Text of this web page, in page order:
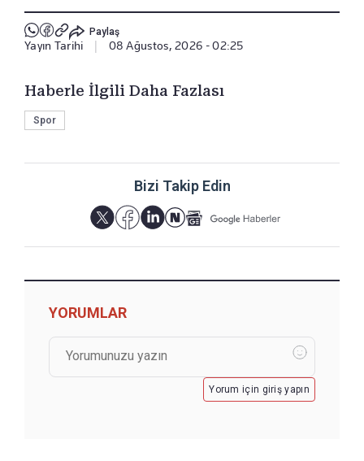
Paylaş
Yayın Tarihi 08 Ağustos, 2026 - 02:25
Haberle İlgili Daha Fazlası
Spor
Bizi Takip Edin
YORUMLAR
Yorum için giriş yapın